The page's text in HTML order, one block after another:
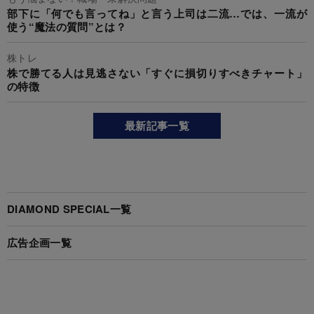
部下に「何でも言ってね」と言う上司は二流…では、一流が
使う“魔法の質問”とは？
株トレ
株で勝てる人は見逃さない「すぐに損切りすべきチャート」
の特徴
最新記事一覧
DIAMOND SPECIAL一覧
広告企画一覧